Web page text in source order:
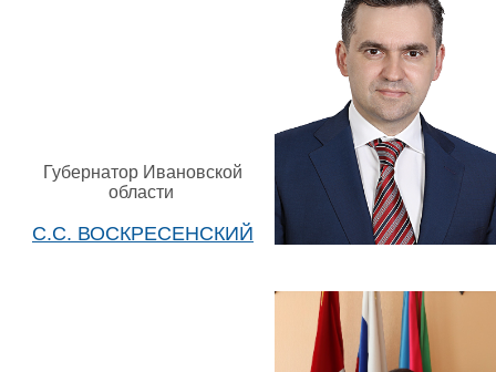
Губернатор Ивановской
области
С.С. ВОСКРЕСЕНСКИЙ